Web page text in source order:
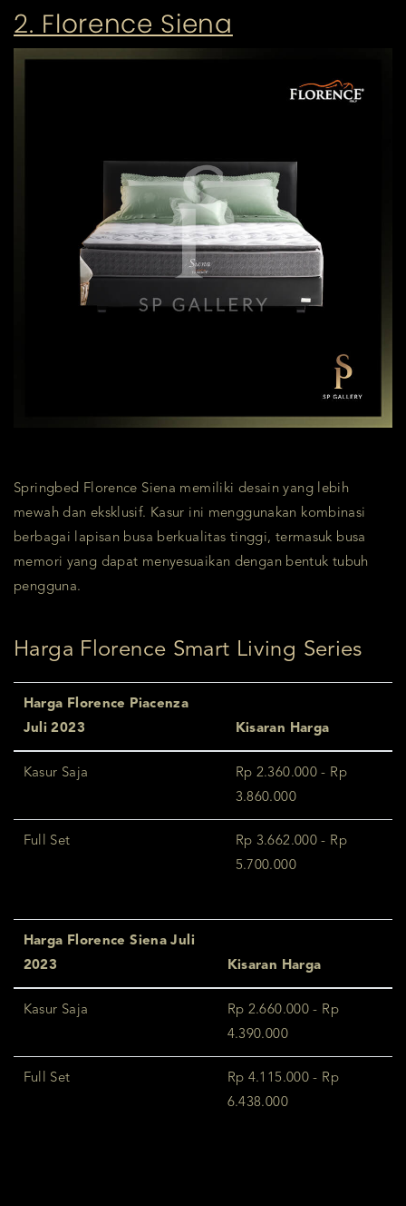
2. Florence Siena
Springbed Florence Siena memiliki desain yang lebih
mewah dan eksklusif. Kasur ini menggunakan kombinasi
berbagai lapisan busa berkualitas tinggi, termasuk busa
memori yang dapat menyesuaikan dengan bentuk tubuh
pengguna.
Harga Florence Smart Living Series
Harga Florence Piacenza
Juli 2023
Kisaran Harga
Kasur Saja
Rp 2.360.000 - Rp
3.860.000
Full Set
Rp 3.662.000 - Rp
5.700.000
Harga Florence Siena Juli
2023
Kisaran Harga
Kasur Saja
Rp 2.660.000 - Rp
4.390.000
Full Set
Rp 4.115.000 - Rp
6.438.000